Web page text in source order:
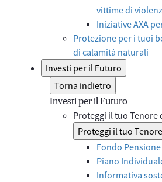
vittime di
Iniziative AXA
Protezione per i tuoi
di calamità naturali
Investi per il Futuro
Torna indietro
Investi per il Futuro
Proteggi il tuo Tenore
Proteggi il tuo
Fondo
Piano
Informativa